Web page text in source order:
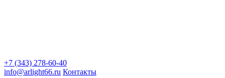
+7 (343) 278-60-40
info@arlight66.ru Контакты